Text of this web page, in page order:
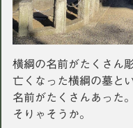
横綱の名前がたくさん
亡くなった横綱の墓と
名前がたくさんあった。
そりゃそうか。